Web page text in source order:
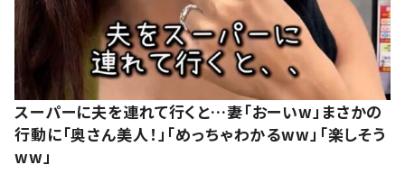
スーパーに夫を連れて行くと…妻「おーいw」まさかの
行動に「奥さん美人！」「めっちゃわかるww」「楽しそう
ww」